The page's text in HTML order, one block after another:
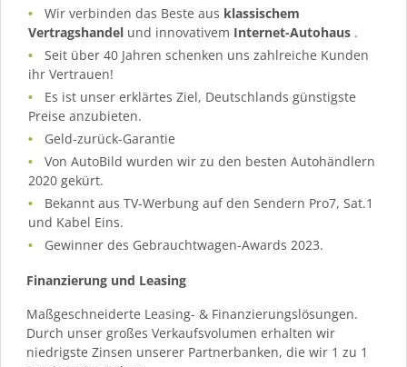
Wir verbinden das Beste aus klassischem
Vertragshandel und innovativem Internet-Autohaus .
Seit über 40 Jahren schenken uns zahlreiche Kunden
ihr Vertrauen!
Es ist unser erklärtes Ziel, Deutschlands günstigste
Preise anzubieten.
Geld-zurück-Garantie
Von AutoBild wurden wir zu den besten Autohändlern
2020 gekürt.
Bekannt aus TV-Werbung auf den Sendern Pro7, Sat.1
und Kabel Eins.
Gewinner des Gebrauchtwagen-Awards 2023.
Finanzierung und Leasing
Maßgeschneiderte Leasing- & Finanzierungslösungen.
Durch unser großes Verkaufsvolumen erhalten wir
niedrigste Zinsen unserer Partnerbanken, die wir 1 zu 1